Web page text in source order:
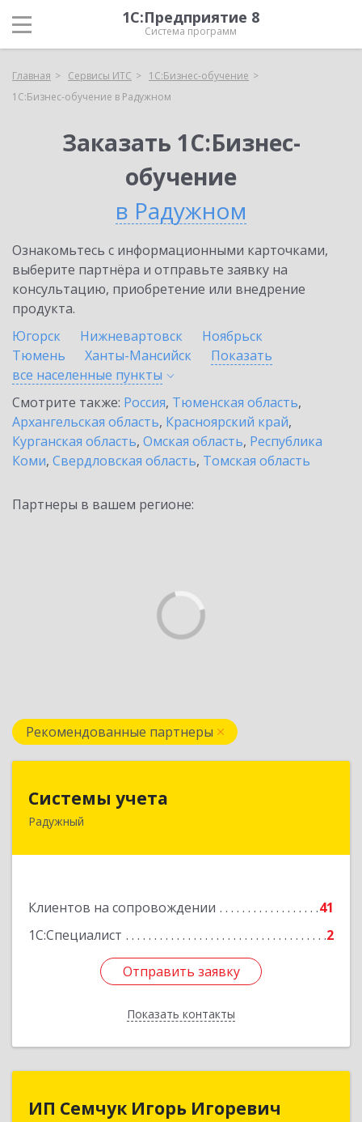
1С:Предприятие 8
Система программ
Главная Сервисы ИТС
1С:Бизнес-обучение
1С:Бизнес-обучение в Радужном
Заказать 1С:Бизнес-
обучение
в Радужном
Ознакомьтесь с информационными карточками,
выберите партнёра и отправьте заявку на
консультацию, приобретение или внедрение
продукта.
Югорск
Нижневартовск
Ноябрьск
Тюмень
Ханты-Мансийск
Показать
все населенные пункты
Смотрите также: Россия, Тюменская область,
Архангельская область, Красноярский край,
Курганская область, Омская область, Республика
Коми, Свердловская область, Томская область
Партнеры в вашем регионе:
Рекомендованные партнеры
Системы учета
Радужный
Клиентов на сопровождении
41
1С:Специалист
2
Отправить заявку
Показать контакты
628462, Ханты-Мансийский Автономный округ
Отправить заявку
Назад
ИП Семчук Игорь Игоревич